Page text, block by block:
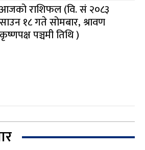
आजको राशिफल (वि. सं २०८३
साउन १८ गते सोमबार, श्रावण
कृष्णपक्ष पञ्चमी तिथि )